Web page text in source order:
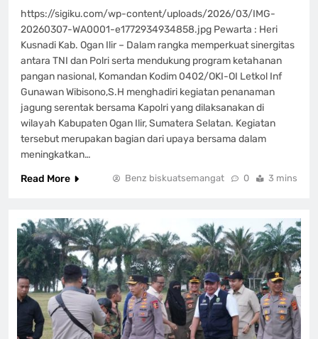
https://sigiku.com/wp-content/uploads/2026/03/IMG-
20260307-WA0001-e1772934934858.jpg Pewarta : Heri
Kusnadi Kab. Ogan Ilir – Dalam rangka memperkuat sinergitas
antara TNI dan Polri serta mendukung program ketahanan
pangan nasional, Komandan Kodim 0402/OKI-OI Letkol Inf
Gunawan Wibisono,S.H menghadiri kegiatan penanaman
jagung serentak bersama Kapolri yang dilaksanakan di
wilayah Kabupaten Ogan Ilir, Sumatera Selatan. Kegiatan
tersebut merupakan bagian dari upaya bersama dalam
meningkatkan…
Read More
Benz biskuatsemangat 0 3 mins